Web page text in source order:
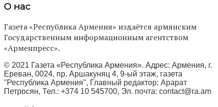
О нас
Газета «Республика Армения» издаётся армянским
Государственным информационным агентством
«Арменпресс».
© 2021 Газета «Республика Армения». Адрес: Армения, г.
Ереван, 0024, пр. Аршакуняц 4, 9-ый этаж, газета
"Республика Армения", Главный редактор: Арарат
Петросян, Тел.: +374 10 545700, Эл. почта: contact@ra.am